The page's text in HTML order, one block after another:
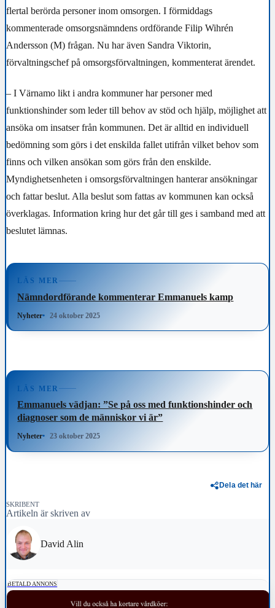
flertal berörda personer inom omsorgen. I förmiddags
kommenterade omsorgsnämndens ordförande Filip Wihrén
Andersson (M) frågan. Nu har även Sandra Viktorin,
förvaltningschef på omsorgsförvaltningen, kommenterat ärendet.
– I Värnamo likt i andra kommuner har personer med
funktionshinder som leder till behov av stöd och hjälp, möjlighet att
ansöka om insatser från kommunen. Det är alltid en individuell
bedömning som görs i det enskilda fallet utifrån vilket behov som
finns och vilken ansökan som görs från den enskilde.
Myndighetsenheten i omsorgsförvaltningen hanterar ansökningar
och fattar beslut. Alla beslut som fattas av kommunen kan också
överklagas. Information kring hur det går till ges i samband med att
beslutet lämnas.
LÄS MER
Nämndordförande kommenterar Emmanuels kamp
Nyheter 24 oktober 2025
LÄS MER
Emmanuels vädjan: ”Se på oss med funktionshinder och
diagnoser som de människor vi är”
Nyheter 23 oktober 2025
Dela det här
SKRIBENT
Artikeln är skriven av
David Alin
BETALD ANNONS